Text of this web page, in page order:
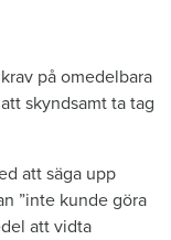
på omedelbara
skyndsamt ta tag
att säga upp
”inte kunde göra
att vidta